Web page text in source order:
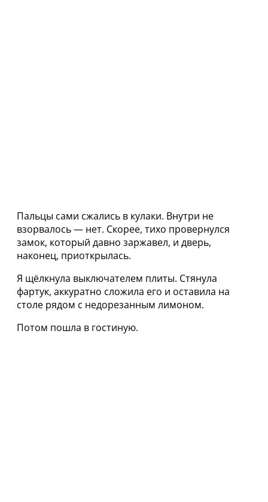
Пальцы сами сжались в кулаки. Внутри не
взорвалось — нет. Скорее, тихо провернулся
замок, который давно заржавел, и дверь,
наконец, приоткрылась.
Я щёлкнула выключателем плиты. Стянула
фартук, аккуратно сложила его и оставила на
столе рядом с недорезанным лимоном.
Потом пошла в гостиную.